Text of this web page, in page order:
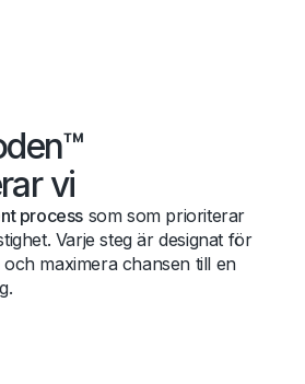
vi
process som som prioriterar
Varje steg är designat för
maximera chansen till en